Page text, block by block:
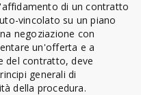
di un contratto
vincolato su un piano
negoziazione con
un'offerta e a
del contratto, deve
generali di
della procedura.